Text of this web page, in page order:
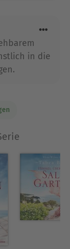
in die